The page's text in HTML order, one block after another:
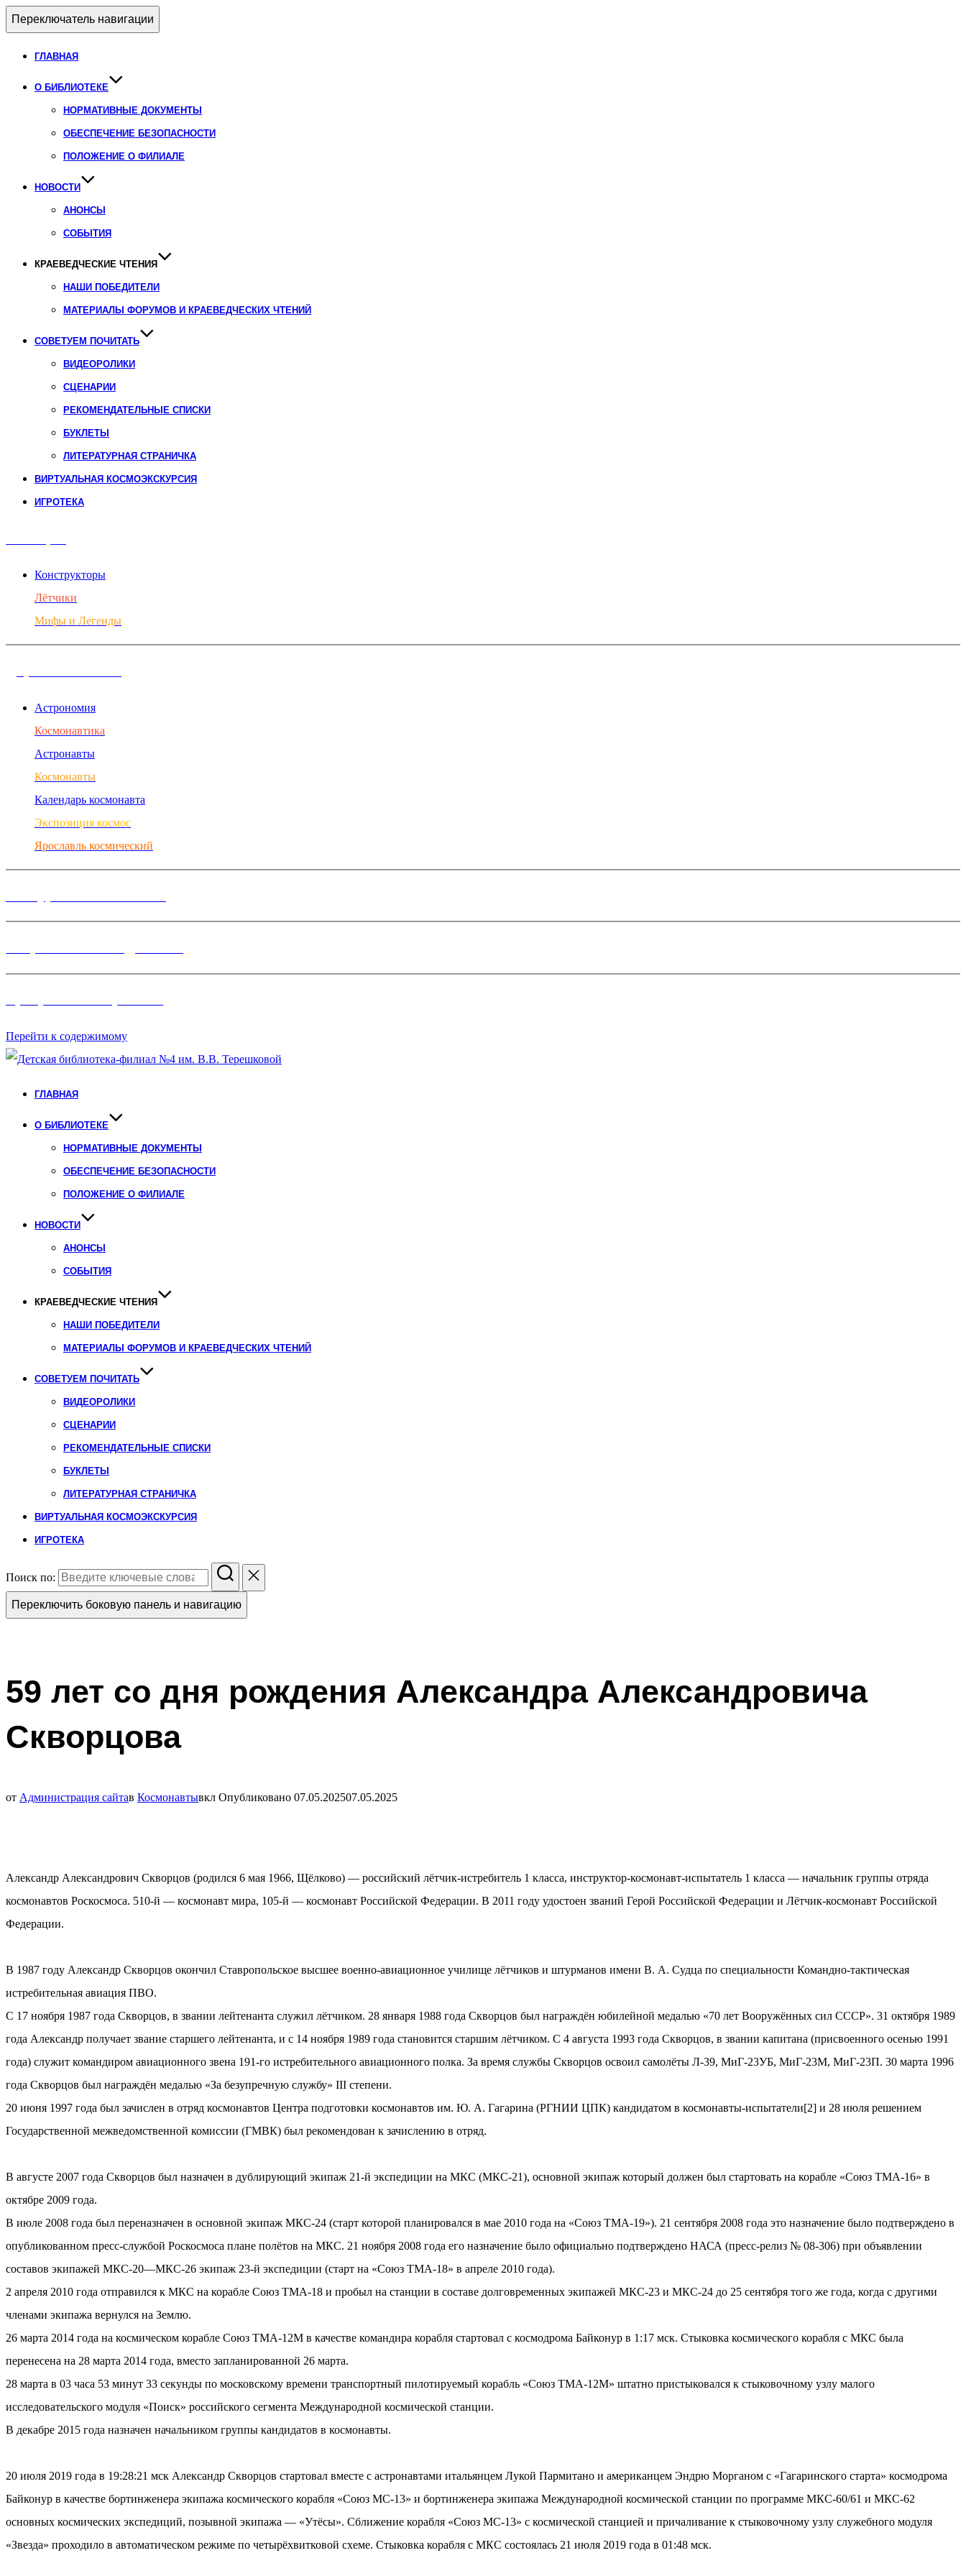
Переключатель навигации
ГЛАВНАЯ
О БИБЛИОТЕКЕ
НОРМАТИВНЫЕ ДОКУМЕНТЫ
ОБЕСПЕЧЕНИЕ БЕЗОПАСНОСТИ
ПОЛОЖЕНИЕ О ФИЛИАЛЕ
НОВОСТИ
АНОНСЫ
СОБЫТИЯ
КРАЕВЕДЧЕСКИЕ ЧТЕНИЯ
НАШИ ПОБЕДИТЕЛИ
МАТЕРИАЛЫ ФОРУМОВ И КРАЕВЕДЧЕСКИХ ЧТЕНИЙ
СОВЕТУЕМ ПОЧИТАТЬ
ВИДЕОРОЛИКИ
СЦЕНАРИИ
РЕКОМЕНДАТЕЛЬНЫЕ СПИСКИ
БУКЛЕТЫ
ЛИТЕРАТУРНАЯ СТРАНИЧКА
ВИРТУАЛЬНАЯ КОСМОЭКСКУРСИЯ
ИГРОТЕКА
Конструкторы
Лётчики
Мифы и Легенды
Астрономия
Космонавтика
Астронавты
Космонавты
Календарь космонавта
Экспозиция космос
Ярославль космический
Перейти к содержимому
ГЛАВНАЯ
О БИБЛИОТЕКЕ
НОРМАТИВНЫЕ ДОКУМЕНТЫ
ОБЕСПЕЧЕНИЕ БЕЗОПАСНОСТИ
ПОЛОЖЕНИЕ О ФИЛИАЛЕ
НОВОСТИ
АНОНСЫ
СОБЫТИЯ
КРАЕВЕДЧЕСКИЕ ЧТЕНИЯ
НАШИ ПОБЕДИТЕЛИ
МАТЕРИАЛЫ ФОРУМОВ И КРАЕВЕДЧЕСКИХ ЧТЕНИЙ
СОВЕТУЕМ ПОЧИТАТЬ
ВИДЕОРОЛИКИ
СЦЕНАРИИ
РЕКОМЕНДАТЕЛЬНЫЕ СПИСКИ
БУКЛЕТЫ
ЛИТЕРАТУРНАЯ СТРАНИЧКА
ВИРТУАЛЬНАЯ КОСМОЭКСКУРСИЯ
ИГРОТЕКА
Поиск по:
Переключить боковую панель и навигацию
59 лет со дня рождения Александра Александровича
Скворцова
от Администрация сайтав Космонавтывкл Опубликовано 07.05.202507.05.2025
Александр Александрович Скворцов (родился 6 мая 1966, Щёлково) — российский лётчик-истребитель 1 класса, инструктор-космонавт-испытатель 1 класса — начальник группы отряда
космонавтов Роскосмоса. 510-й — космонавт мира, 105-й — космонавт Российской Федерации. В 2011 году удостоен званий Герой Российской Федерации и Лётчик-космонавт Российской
Федерации.
В 1987 году Александр Скворцов окончил Ставропольское высшее военно-авиационное училище лётчиков и штурманов имени В. А. Судца по специальности Командно-тактическая
истребительная авиация ПВО.
С 17 ноября 1987 года Скворцов, в звании лейтенанта служил лётчиком. 28 января 1988 года Скворцов был награждён юбилейной медалью «70 лет Вооружённых сил СССР». 31 октября 1989
года Александр получает звание старшего лейтенанта, и с 14 ноября 1989 года становится старшим лётчиком. С 4 августа 1993 года Скворцов, в звании капитана (присвоенного осенью 1991
года) служит командиром авиационного звена 191-го истребительного авиационного полка. За время службы Скворцов освоил самолёты Л-39, МиГ-23УБ, МиГ-23М, МиГ-23П. 30 марта 1996
года Скворцов был награждён медалью «За безупречную службу» III степени.
20 июня 1997 года был зачислен в отряд космонавтов Центра подготовки космонавтов им. Ю. А. Гагарина (РГНИИ ЦПК) кандидатом в космонавты-испытатели[2] и 28 июля решением
Государственной межведомственной комиссии (ГМВК) был рекомендован к зачислению в отряд.
В августе 2007 года Скворцов был назначен в дублирующий экипаж 21-й экспедиции на МКС (МКС-21), основной экипаж который должен был стартовать на корабле «Союз ТМА-16» в
октябре 2009 года.
В июле 2008 года был переназначен в основной экипаж МКС-24 (старт которой планировался в мае 2010 года на «Союз ТМА-19»). 21 сентября 2008 года это назначение было подтверждено в
опубликованном пресс-службой Роскосмоса плане полётов на МКС. 21 ноября 2008 года его назначение было официально подтверждено НАСА (пресс-релиз № 08-306) при объявлении
составов экипажей МКС-20—МКС-26 экипаж 23-й экспедиции (старт на «Союз ТМА-18» в апреле 2010 года).
2 апреля 2010 года отправился к МКС на корабле Союз ТМА-18 и пробыл на станции в составе долговременных экипажей МКС-23 и МКС-24 до 25 сентября того же года, когда с другими
членами экипажа вернулся на Землю.
26 марта 2014 года на космическом корабле Союз ТМА-12М в качестве командира корабля стартовал с космодрома Байконур в 1:17 мск. Стыковка космического корабля с МКС была
перенесена на 28 марта 2014 года, вместо запланированной 26 марта.
28 марта в 03 часа 53 минут 33 секунды по московскому времени транспортный пилотируемый корабль «Союз ТМА-12М» штатно пристыковался к стыковочному узлу малого
исследовательского модуля «Поиск» российского сегмента Международной космической станции.
В декабре 2015 года назначен начальником группы кандидатов в космонавты.
20 июля 2019 года в 19:28:21 мск Александр Скворцов стартовал вместе с астронавтами итальянцем Лукой Пармитано и американцем Эндрю Морганом с «Гагаринского старта» космодрома
Байконур в качестве бортинженера экипажа космического корабля «Союз МС-13» и бортинженера экипажа Международной космической станции по программе МКС-60/61 и МКС-62
основных космических экспедиций, позывной экипажа — «Утёсы». Сближение корабля «Союз МС-13» с космической станцией и причаливание к стыковочному узлу служебного модуля
«Звезда» проходило в автоматическом режиме по четырёхвитковой схеме. Стыковка корабля с МКС состоялась 21 июля 2019 года в 01:48 мск.